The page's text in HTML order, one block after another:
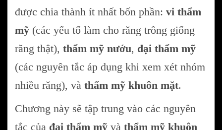
được chia thành ít nhất bốn phần: vi thẩm
mỹ (các yếu tố làm cho răng trông giống
răng thật), thẩm mỹ nướu, đại thẩm mỹ
(các nguyên tắc áp dụng khi xem xét nhóm
nhiều răng), và thẩm mỹ khuôn mặt.
Chương này sẽ tập trung vào các nguyên
tắc của đại thẩm mỹ và thẩm mỹ khuôn